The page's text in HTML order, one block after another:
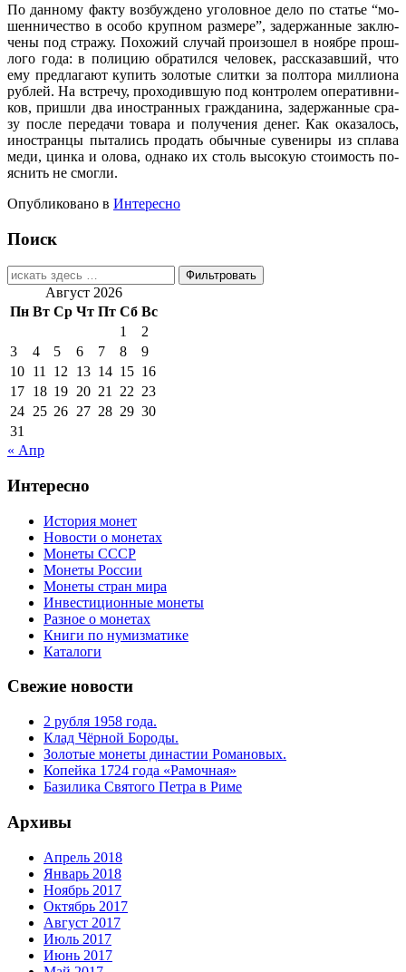
По дан­но­му фа­к­ту воз­бу­ж­де­но уго­ло­в­ное де­ло по ста­тье “мо­
шен­ни­че­ство в осо­бо кру­п­ном раз­ме­ре”, за­дер­жан­ные за­клю­
че­ны под стра­жу. По­хо­жий слу­чай про­и­зо­шел в но­яб­ре про­ш­
ло­го го­да: в по­ли­цию об­ра­ти­л­ся че­ло­век, рас­ска­за­в­ший, что
ему пред­ла­га­ют ку­пить зо­ло­тые сли­т­ки за пол­то­ра ми­л­ли­о­на
руб­лей. На встре­чу, про­хо­див­шую под кон­тро­лем опе­ра­тив­ни­
ков, при­шли два ино­стран­ных гра­ж­да­ни­на, за­дер­жан­ные сра­
зу по­с­ле пе­ре­да­чи то­ва­ра и по­лу­че­ния де­нег. Как ока­за­лось,
ино­стран­цы пы­та­лись про­дать обы­ч­ные су­ве­ни­ры из спла­ва
ме­ди, ци­н­ка и оло­ва, од­на­ко их столь вы­со­кую сто­и­мость по­
яс­нить не смо­г­ли.
Опубликовано в Интересно
Поиск
Найти:
Август 2026
Пн Вт Ср Чт Пт Сб Вс
1
2
3
4 5 6 7 8
9
10 11 12 13 14 15 16
17 18 19 20 21 22 23
24 25 26 27 28 29 30
31
« Апр
Интересно
История монет
Новости о монетах
Монеты СССР
Монеты России
Монеты стран мира
Инвестиционные монеты
Разное о монетах
Книги по нумизматике
Каталоги
Свежие новости
2 рубля 1958 года.
Клад Чёрной Бороды.
Золотые монеты династии Романовых.
Копейка 1724 года «Рамочная»
Базилика Святого Петра в Риме
Архивы
Апрель 2018
Январь 2018
Ноябрь 2017
Октябрь 2017
Август 2017
Июль 2017
Июнь 2017